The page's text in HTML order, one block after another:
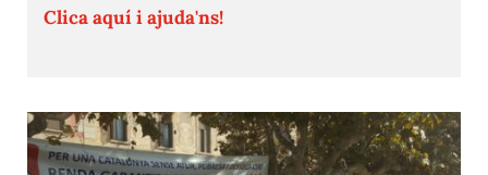
Clica aquí i ajuda'ns!